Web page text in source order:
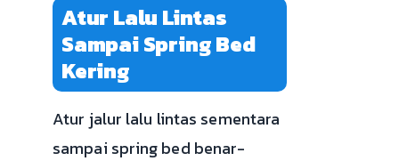
Atur Lalu Lintas
Sampai Spring Bed
Kering
Atur jalur lalu lintas sementara
sampai spring bed benar-